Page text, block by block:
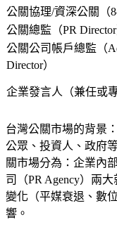
公關協理/資深公關（
公關總監（PR Director
公關公司帳戶總監（
Director）
企業發言人（兼任或專
台灣公關市場的背景
公眾、投資人、政府
關市場分為：企業內
司（PR Agency）兩
變化（平媒衰退、數
響。